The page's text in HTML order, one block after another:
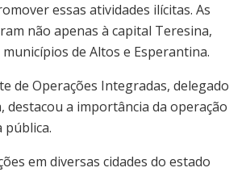
essas atividades ilícitas. As
não apenas à capital Teresina,
de Altos e Esperantina.
de Operações Integradas, delegado
destacou a importância da operação
pública.
em diversas cidades do estado